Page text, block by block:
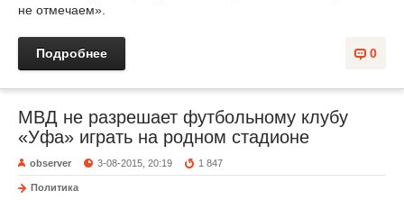
не отмечаем».
0
Подробнее
МВД не разрешает футбольному клубу
«Уфа» играть на родном стадионе
observer 3-08-2015, 20:19 1 847
Политика